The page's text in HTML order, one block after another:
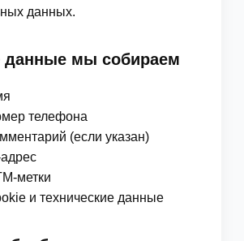
данных.
данные мы собираем
телефона
(если указан)
адрес
метки
и технические данные